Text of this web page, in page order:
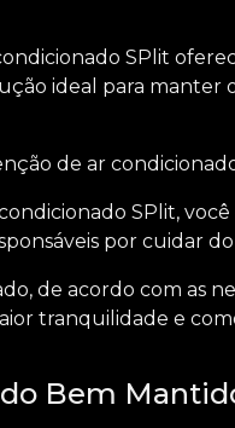
SPlit
ideal para manter
de ar
SPlit,
por cuidar
de acordo com as
tranquilidade e
Bem